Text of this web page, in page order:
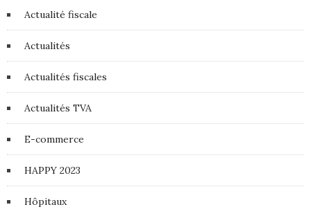
Actualité fiscale
Actualités
Actualités fiscales
Actualités TVA
E-commerce
HAPPY 2023
Hôpitaux